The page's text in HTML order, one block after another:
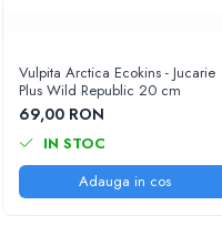
Vulpita Arctica Ecokins - Jucarie
Plus Wild Republic 20 cm
69,00 RON
IN STOC
Adauga in cos